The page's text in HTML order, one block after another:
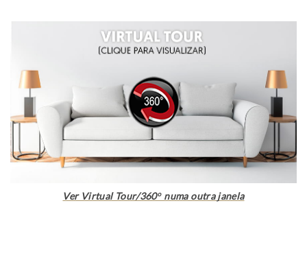
Ver Virtual Tour/360º numa outra janela